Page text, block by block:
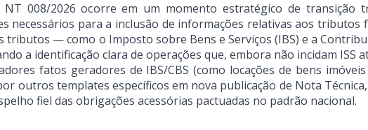
NT 008/2026 ocorre em um momento estratégico de transição
necessários para a inclusão de informações relativas aos tributos
tributos — como o Imposto sobre Bens e Serviços (IBS) e a
a identificação clara de operações que, embora não incidam ISS
fatos geradores de IBS/CBS (como locações de bens
outros templates específicos em nova publicação de Nota
fiel das obrigações acessórias pactuadas no padrão nacional.